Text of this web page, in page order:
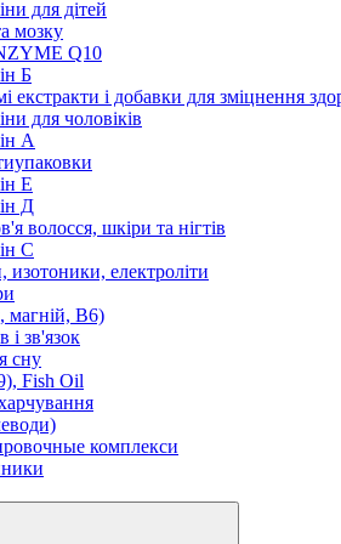
для дітей
мозку
Q10
Б
екстракти і добавки для зміцнення
для чоловіків
А
Е
Д
волосся, шкіри та нігтів
С
изотоники, електроліти
магній, В6)
і зв'язок
сну
Fish Oil
комплекси